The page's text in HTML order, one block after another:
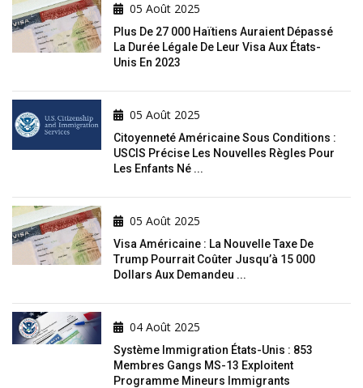
05 Août 2025
Plus De 27 000 Haïtiens Auraient Dépassé
La Durée Légale De Leur Visa Aux États-
Unis En 2023
05 Août 2025
Citoyenneté Américaine Sous Conditions :
USCIS Précise Les Nouvelles Règles Pour
Les Enfants Né ...
05 Août 2025
Visa Américaine : La Nouvelle Taxe De
Trump Pourrait Coûter Jusqu’à 15 000
Dollars Aux Demandeu ...
04 Août 2025
Système Immigration États-Unis : 853
Membres Gangs MS-13 Exploitent
Programme Mineurs Immigrants